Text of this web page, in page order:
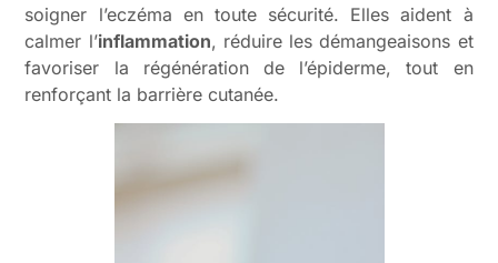
soigner l’eczéma en toute sécurité. Elles aident à
calmer l’inflammation, réduire les démangeaisons et
favoriser la régénération de l’épiderme, tout en
renforçant la barrière cutanée.